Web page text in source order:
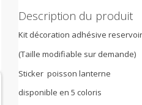
Description du produit
Kit décoration adhésive
(Taille modifiable sur demande)
Sticker poisson lanterne
disponible en 5 coloris